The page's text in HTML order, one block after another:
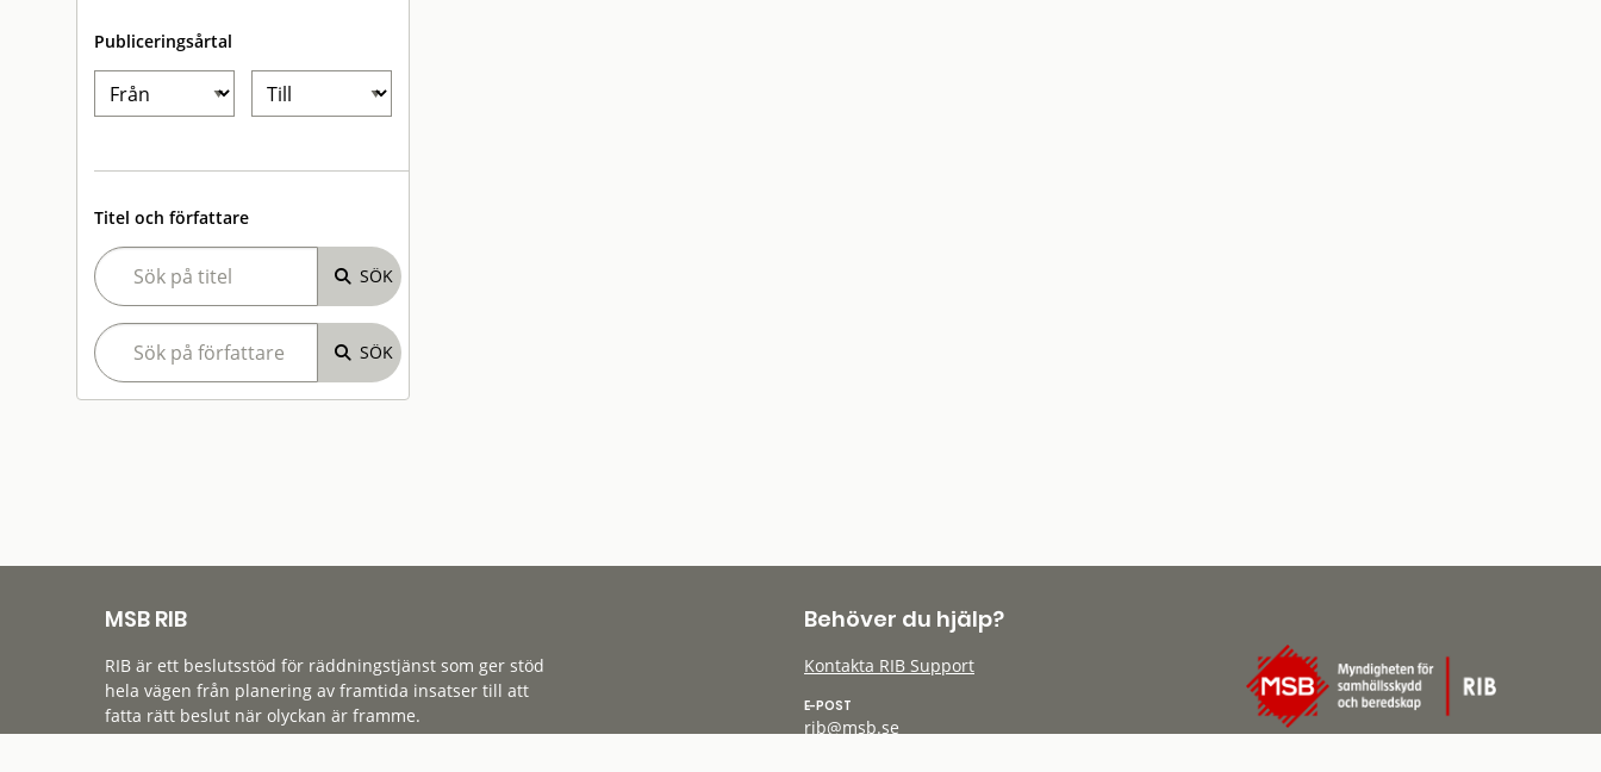
Publiceringsårtal
Titel och författare
MSB RIB
RIB är ett beslutsstöd för räddningstjänst som ger stöd
hela vägen från planering av framtida insatser till att
fatta rätt beslut när olyckan är framme.
Behöver du hjälp?
Kontakta RIB Support
E-POST
rib@msb.se